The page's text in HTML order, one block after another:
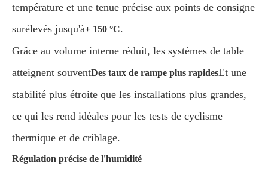
température et une tenue précise aux points de consigne
surélevés jusqu'à+ 150 °C.
Grâce au volume interne réduit, les systèmes de table
atteignent souventDes taux de rampe plus rapidesEt une
stabilité plus étroite que les installations plus grandes,
ce qui les rend idéales pour les tests de cyclisme
thermique et de criblage.
Régulation précise de l'humidité